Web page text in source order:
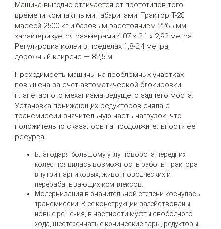
Машина выгодно отличается от прототипов того
времени компактными габаритами. Трактор Т-28
массой 2500 кг и базовым расстоянием 2265 мм
характеризуется размерами 4,07 х 2,1 х 2,92 метра.
Регулировка колеи в пределах 1,8-2,4 метра,
дорожный клиренс — 82,5 м.
Проходимость машины на проблемных участках
повышена за счет автоматической блокировки
планетарного механизма ведущего заднего моста.
Установка понижающих редукторов сняла с
трансмиссии значительную часть нагрузок, что
положительно сказалось на продолжительности ее
ресурса.
Благодаря большому углу поворота передних
колес появилась возможность работы трактора
внутри парниковых, животноводческих и
перерабатывающих комплексов.
Модернизация в значительной степени коснулась
трансмиссии. В ее конструкции задействованы
новые решения, в частности муфты свободного
хода, шестеренчатые конические пары, редукторы